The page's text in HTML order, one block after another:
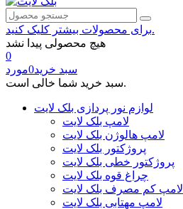
برای محصولات بیشتر کلیک کنید.
هیچ محصولی پیدا نشد
0
سبد خرید0مورد
سبد خرید شما خالی است.
لوازم نور پردازی بلک لایت
لامپ بلک لایت
لامپ هالوژن بلک لایت
پروژکتور بلک لایت
پروژکتور خطی بلک لایت
چراغ قوه بلک لایت
لامپ کم مصرف بلک لایت
لامپ مهتابی بلک لایت